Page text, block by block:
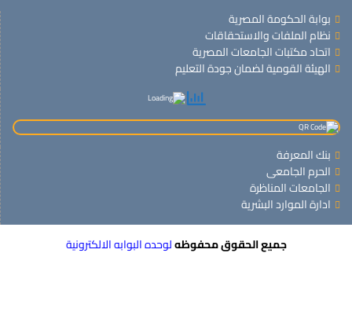
بوابة الحكومة المصرية
نظام الملفات والاستحقاقات
اتحاد مكتبات الجامعات المصرية
الهيئة القومية لضمان جودة التعليم
بنك المعرفة
الحرم الجامعى
الجامعات المناظرة
ادارة الموارد البشرية
جميع الحقوق محفوظهلوحده البوابه الالكترونية